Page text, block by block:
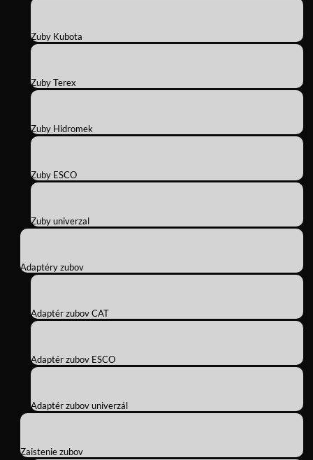
Zuby Kubota
Zuby Terex
Zuby Hidromek
Zuby ESCO
Zuby univerzal
Adaptéry zubov
Adaptér zubov CAT
Adaptér zubov ESCO
Adaptér zubov univerzál
Zaistenie zubov